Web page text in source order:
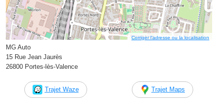
Corriger l’adresse ou la localisation
MG Auto
15 Rue Jean Jaurès
26800 Portes-lès-Valence
Trajet Waze Trajet Maps